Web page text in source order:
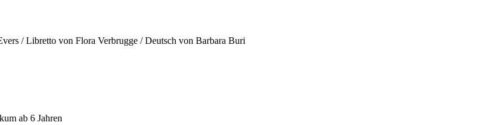
/ Libretto von Flora Verbrugge / Deutsch von Barbara Buri
ab 6 Jahren